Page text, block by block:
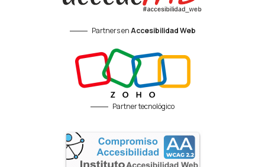
Partners enAccesibilidad Web
Partner tecnológico